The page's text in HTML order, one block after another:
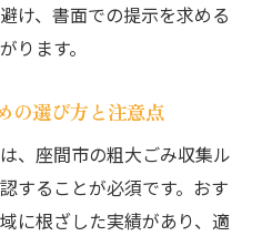
け、書面での提示を求める
ります。
の選び方と注意点
、座間市の粗大ごみ収集ル
することが必須です。おす
に根ざした実績があり、適